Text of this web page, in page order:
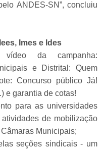
ANDES-SN”, concluiu
Imes e Ides
da campanha:
e Distrital: Quem
Concurso público Já!
e garantia de cotas!
para as universidades
de mobilização
Municipais;
seções sindicais - um